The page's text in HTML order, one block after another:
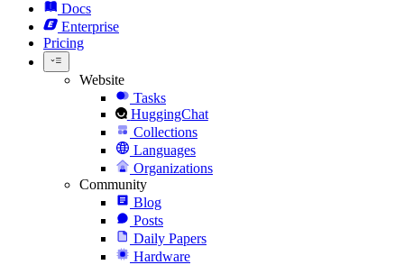
Docs
Enterprise
Pricing
Website
Tasks
HuggingChat
Collections
Languages
Organizations
Community
Blog
Posts
Daily Papers
Hardware